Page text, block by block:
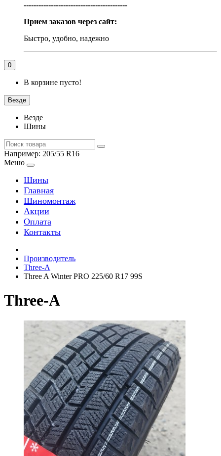
------------------------------------------
Прием заказов через сайт:
Быстро, удобно, надежно
0
В корзине пусто!
Везде
Везде
Шины
Например: 205/55 R16
Меню
Шины
Главная
Шиномонтаж
Акции
Оплата
Контакты
Производитель
Three-A
Three A Winter PRO 225/60 R17 99S
Three-A